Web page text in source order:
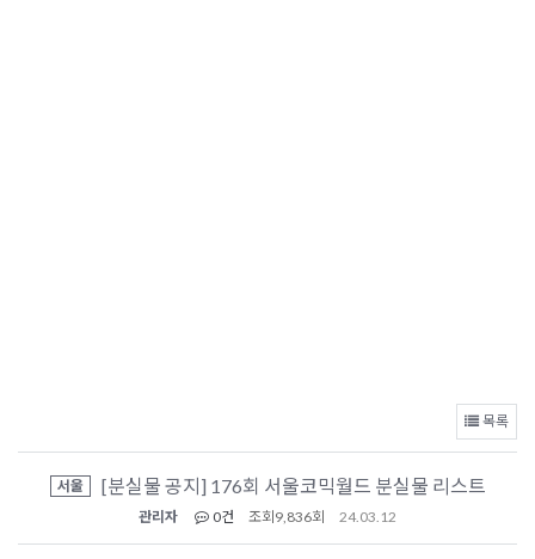
목록
서울 [분실물 공지] 176회 서울코믹월드 분실물 리스트
관리자 0건 조회 9,836회 24.03.12